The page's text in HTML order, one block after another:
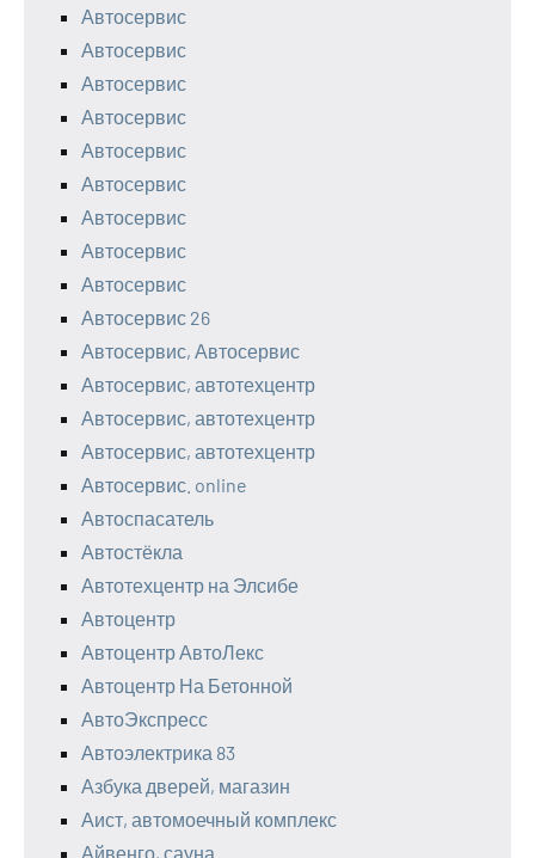
Автосервис
Автосервис
Автосервис
Автосервис
Автосервис
Автосервис
Автосервис
Автосервис
Автосервис
Автосервис 26
Автосервис, Автосервис
Автосервис, автотехцентр
Автосервис, автотехцентр
Автосервис, автотехцентр
Автосервис. online
Автоспасатель
Автостёкла
Автотехцентр на Элсибе
Автоцентр
Автоцентр АвтоЛекс
Автоцентр На Бетонной
АвтоЭкспресс
Автоэлектрика 83
Азбука дверей, магазин
Аист, автомоечный комплекс
Айвенго, сауна